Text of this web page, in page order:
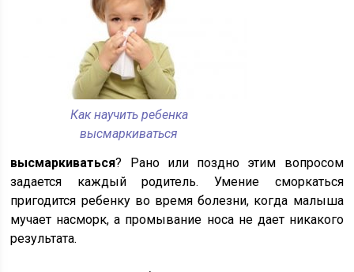
Как научить ребенка
высмаркиваться
высмаркиваться? Рано или поздно этим вопросом
задается каждый родитель. Умение сморкаться
пригодится ребенку во время болезни, когда малыша
мучает насморк, а промывание носа не дает никакого
результата.